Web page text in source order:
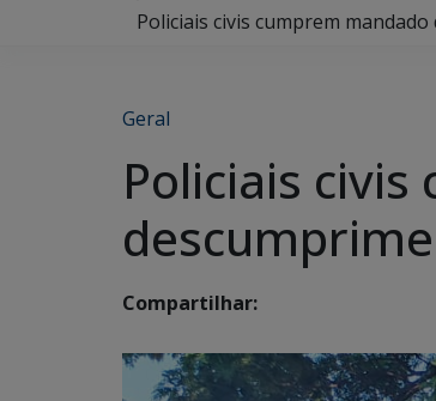
Policiais civis cumprem
Geral
Policiais
Compartilhar: